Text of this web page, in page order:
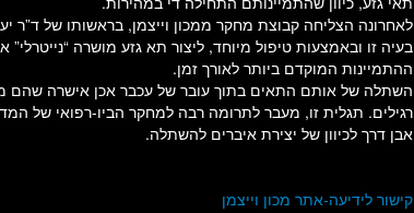
לאחרונה הצליחה קבוצת מחקר ממכון וייצמן, בראשותו של ד”ר
בעיה זו ובאמצעות טיפול מיוחד, ליצור תא גזע מושרה
ההתמיינות המוקדם ביותר לאורך זמן.
השתלה של אותם התאים בתוך עובר של עכבר אכן אישרה שהם
רגילים. תגלית זו, מעבר לתרומה רבה למחקר הביו-רפואי של
אבן דרך לכיוון של יצירת איברים להשתלה.
קישור לידיעה-אתר מכון וייצמן